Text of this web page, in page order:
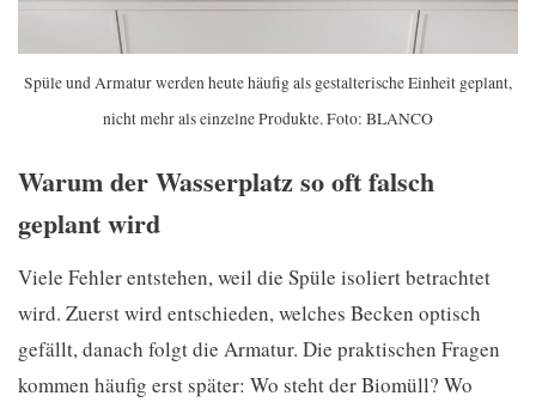
Spüle und Armatur werden heute häufig als gestalterische Einheit geplant,
nicht mehr als einzelne Produkte. Foto: BLANCO
Warum der Wasserplatz so oft falsch
geplant wird
Viele Fehler entstehen, weil die Spüle isoliert betrachtet
wird. Zuerst wird entschieden, welches Becken optisch
gefällt, danach folgt die Armatur. Die praktischen Fragen
kommen häufig erst später: Wo steht der Biomüll? Wo